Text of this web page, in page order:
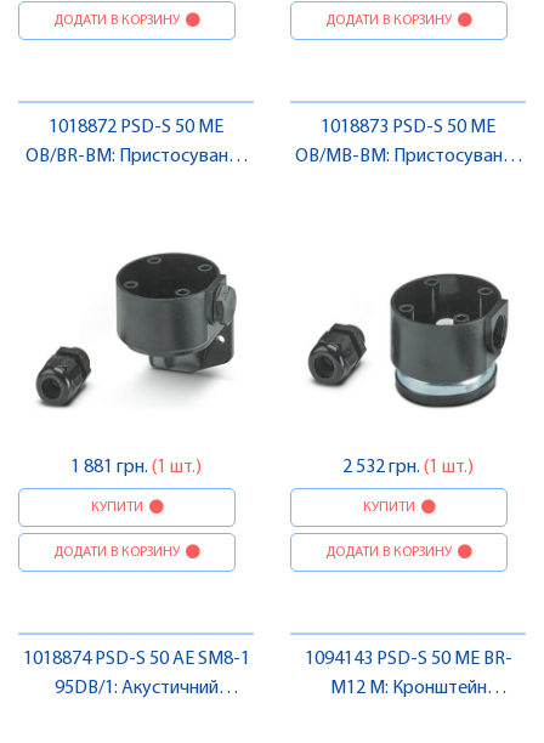
ДОДАТИ В КОРЗИНУ ДОДАТИ В КОРЗИНУ
1018872 PSD-S 50 ME
OB/BR-BM: Пристосування
1 881 грн. (1 шт.)
КУПИТИ
ДОДАТИ В КОРЗИНУ
1018873 PSD-S 50 ME
OB/MB-BM: Пристосування
2 532 грн. (1 шт.)
КУПИТИ
ДОДАТИ В КОРЗИНУ
1018874 PSD-S 50 AE SM8-1
95DB/1: Акустичний
1094143 PSD-S 50 ME BR-
M12 M: Кронштейн